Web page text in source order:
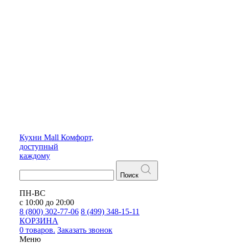
Кухни Mall Комфорт,
доступный
каждому
Поиск
ПН-ВС
с 10:00 до 20:00
8 (800) 302-77-06 8 (499) 348-15-11
КОРЗИНА
0 товаров. Заказать звонок
Меню